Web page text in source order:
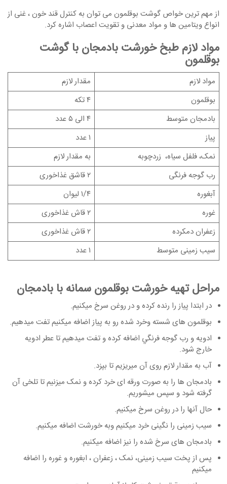
از مهم ترین خواص گوشت بوقلمون می توان به کنترل قند خون ، غنی از
انواع ویتامین ها و مواد معدنی و تقویت اعصاب اشاره کرد.
مواد لازم طبخ خورشت بادمجان با گوشت
بوقلمون
مواد لازم
مقدار لازم
بوقلمون
۴ تکه
بادمجان متوسط
۴ الی ۵ عدد
پیاز
۱ عدد
نمک، فلفل سیاه، زردچوبه
به مقدار لازم
رب گوجه فرنگی
۲ قاشق غذاخوری
آبغوره
۱/۴ لیوان
غوره
۲ قاش غذاخوری
زعفران دمکرده
۲ قاش غذاخوری
سیب زمینی متوسط
۱ عدد
مراحل تهیه خورشت بوقلمون سمانه با بادمجان
در ابتدا پیاز را رنده کرده و در روغن سرخ میکنیم.
بوقلمون های شسته وخرد شده رو به پیاز اضافه میکنیم تفت میدهیم.
ادویه و رب گوجه فرنگي اضافه کرده و تفت میدهیم تا عطر ادویه
خارج شود.
آب به مقدار لازم روی آن میریزیم تا بپزد.
بادمجان ها را به صورت ورقه ای خرد کرده و نمک میزنیم تا تلخی آن
گرفته شود و سپس میشوریم.
حال آنها را در روغن سرخ میکنیم.
سیب زمینی را نگینی خرد میکنیم وبه خورشت اضافه میکنیم.
بادمجان های سرخ شده را نیز اضافه میکنیم.
پس از پخت سیب زمینی، نمک ، زعفران ، ابغوره و غوره را اضافه
میکنیم